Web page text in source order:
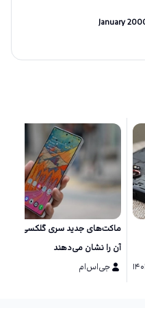
آن را نشان می‌دهند
جی‌اس‌ام